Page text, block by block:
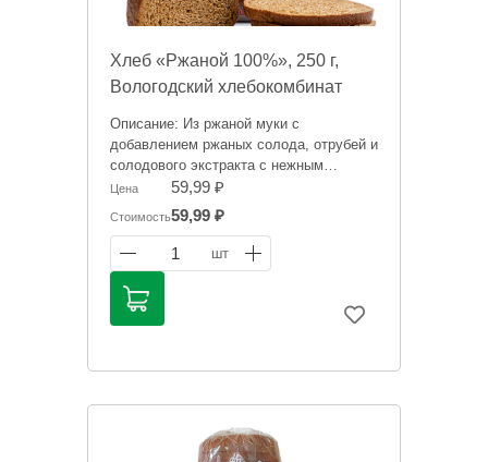
Хлеб «Ржаной 100%», 250 г,
Вологодский хлебокомбинат
Описание: Из ржаной муки с
добавлением ржаных солода, отрубей и
солодового экстракта с нежным
вкусом, без «кислинки».
Цена носит исключительно
ориентировочный характер и может
отличаться, точную стоимость "на
сегодня" сообщит менеджер при
оформлении заказа.
Цена 59,99 ₽
Стоимость59,99 ₽
1 шт